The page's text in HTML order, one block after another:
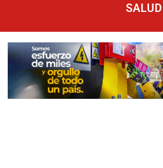
SALUD